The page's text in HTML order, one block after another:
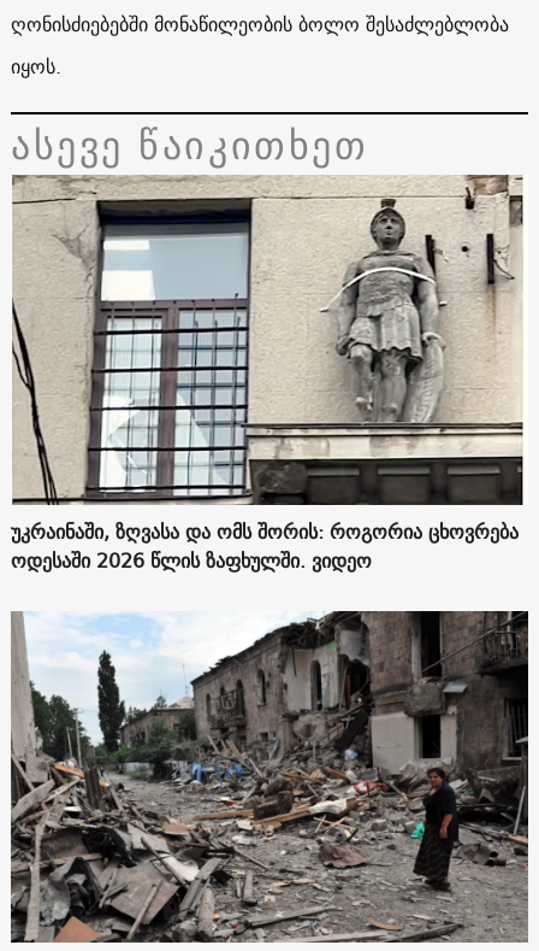
ღონისძიებებში მონაწილეობის ბოლო შესაძლებლობა
იყოს.
ასევე წაიკითხეთ
უკრაინაში, ზღვასა და ომს შორის: როგორია ცხოვრება
ოდესაში 2026 წლის ზაფხულში. ვიდეო